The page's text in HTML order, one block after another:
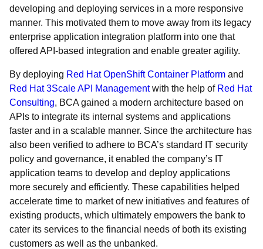
developing and deploying services in a more responsive
manner. This motivated them to move away from its legacy
enterprise application integration platform into one that
offered API-based integration and enable greater agility.
By deploying Red Hat OpenShift Container Platform and
Red Hat 3Scale API Managementwith the help of Red Hat
Consulting, BCA gained a modern architecture based on
APIs to integrate its internal systems and applications
faster and in a scalable manner. Since the architecture has
also been verified to adhere to BCA’s standard IT security
policy and governance, it enabled the company’s IT
application teams to develop and deploy applications
more securely and efficiently. These capabilities helped
accelerate time to market of new initiatives and features of
existing products, which ultimately empowers the bank to
cater its services to the financial needs of both its existing
customers as well as the unbanked.